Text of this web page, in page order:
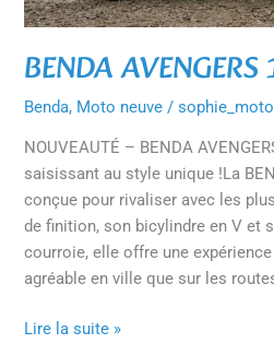
BENDA
Benda, Moto neuve /
NOUVEAUTÉ – BENDA
saisissant au style unique !La
conçue pour rivaliser avec les
de finition, son bicylindre en V et
courroie, elle offre une
agréable en ville que sur les
Lire la suite »